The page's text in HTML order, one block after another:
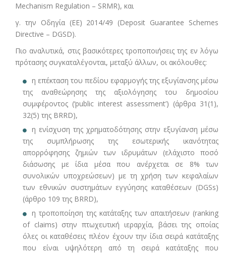
Mechanism Regulation – SRMR), και
γ. την Οδηγία (ΕΕ) 2014/49 (Deposit Guarantee Schemes
Directive – DGSD).
Πιο αναλυτικά, στις βασικότερες τροποποιήσεις της εν λόγω
πρότασης συγκαταλέγονται, μεταξύ άλλων, οι ακόλουθες:
η επέκταση του πεδίου εφαρμογής της εξυγίανσης μέσω
της αναθεώρησης της αξιολόγησης του δημοσίου
συμφέροντος (‘public interest assessment’) (άρθρα 31(1),
32(5) της BRRD),
η ενίσχυση της χρηματοδότησης στην εξυγίανση μέσω
της συμπλήρωσης της εσωτερικής ικανότητας
απορρόφησης ζημιών των ιδρυμάτων (ελάχιστο ποσό
διάσωσης με ίδια μέσα που ανέρχεται σε 8% των
συνολικών υποχρεώσεων) με τη χρήση των κεφαλαίων
των εθνικών συστημάτων εγγύησης καταθέσεων (DGSs)
(άρθρο 109 της BRRD),
η τροποποίηση της κατάταξης των απαιτήσεων (ranking
of claims) στην πτωχευτική ιεραρχία, βάσει της οποίας
όλες οι καταθέσεις πλέον έχουν την ίδια σειρά κατάταξης
που είναι υψηλότερη από τη σειρά κατάταξης που